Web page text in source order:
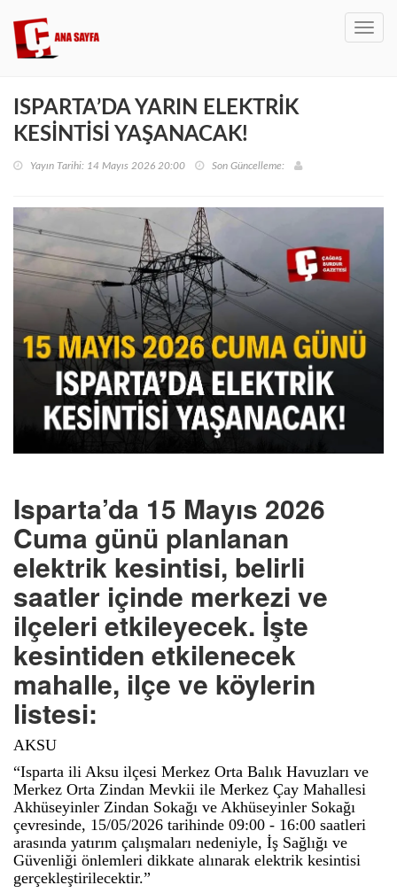
ISPARTA’DA YARIN ELEKTRİK
KESİNTİSİ YAŞANACAK!
Yayın Tarihi: 14 Mayıs 2026 20:00 Son Güncelleme:
Isparta’da 15 Mayıs 2026
Cuma günü planlanan
elektrik kesintisi, belirli
saatler içinde merkezi ve
ilçeleri etkileyecek. İşte
kesintiden etkilenecek
mahalle, ilçe ve köylerin
listesi:
AKSU
“Isparta ili Aksu ilçesi Merkez Orta Balık Havuzları ve
Merkez Orta Zindan Mevkii ile Merkez Çay Mahallesi
Akhüseyinler Zindan Sokağı ve Akhüseyinler Sokağı
çevresinde, 15/05/2026 tarihinde 09:00 - 16:00 saatleri
arasında yatırım çalışmaları nedeniyle, İş Sağlığı ve
Güvenliği önlemleri dikkate alınarak elektrik kesintisi
gerçekleştirilecektir.”